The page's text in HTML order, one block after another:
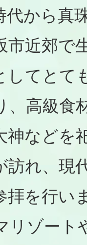
代から真
市近郊で
してとて
、高級食
神などを
訪れ、現
拝を行い
リゾート